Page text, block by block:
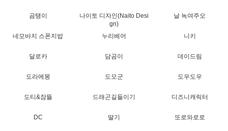
곰탱이
나이토 디자인(Naito Desi
gn)
날 녹여주오
네모바지 스폰지밥 누리베어 니키
달로카 담곰이 데이드림
도라에몽 도모군 도우도우
도티&잠뜰 드래곤길들이기 디즈니캐릭터
DC 딸기 또로와로로